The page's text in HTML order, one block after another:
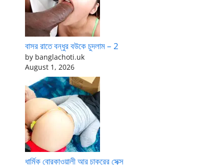
বাসর রাতে বন্ধুর বউকে চুদলাম – 2
by banglachoti.uk
August 1, 2026
ধার্মিক বোরকাওয়ালী আর চাকরের সেক্স